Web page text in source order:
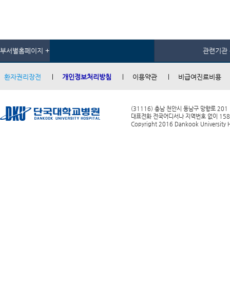
부서별홈페이지 + 관련기관
환자권리장전 개인정보처리방침 이용약관 비급여진료비용
(31116) 충남 천안시 동남구 망향로 201
대표전화 전국어디서나 지역번호 없이
Copyright 2016 Dankook University